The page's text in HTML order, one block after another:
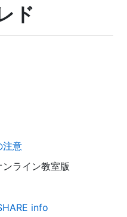
ド
注意
ライン教室版
info